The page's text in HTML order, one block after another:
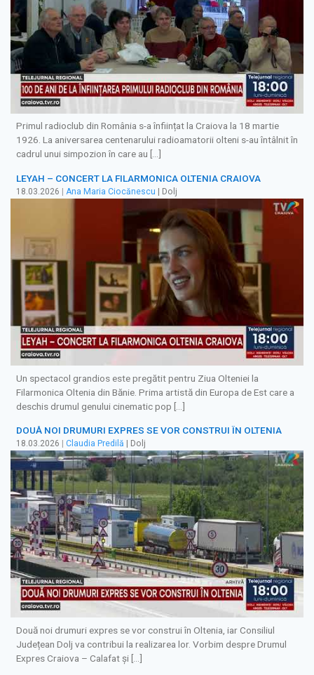
Primul radioclub din România s-a înființat la Craiova la 18 martie
1926. La aniversarea centenarului radioamatorii olteni s-au întâlnit în
cadrul unui simpozion în care au […]
LEYAH – CONCERT LA FILARMONICA OLTENIA CRAIOVA
18.03.2026 | Ana Maria Ciocănescu | Dolj
Un spectacol grandios este pregătit pentru Ziua Olteniei la
Filarmonica Oltenia din Bănie. Prima artistă din Europa de Est care a
deschis drumul genului cinematic pop […]
DOUĂ NOI DRUMURI EXPRES SE VOR CONSTRUI ÎN OLTENIA
18.03.2026 Claudia Predilă | Dolj
Două noi drumuri expres se vor construi în Oltenia, iar Consiliul
Județean Dolj va contribui la realizarea lor. Vorbim despre Drumul
Expres Craiova – Calafat şi […]